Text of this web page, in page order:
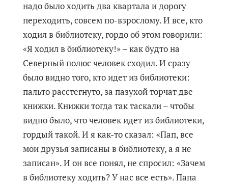
надо было ходить два квартала и дорогу
переходить, совсем по-взрослому. И все, кто
ходил в библиотеку, гордо об этом говорили:
«Я ходил в библиотеку!» – как будто на
Северный полюс человек сходил. И сразу
было видно того, кто идет из библиотеки:
пальто расстегнуто, за пазухой торчат две
книжки. Книжки тогда так таскали – чтобы
видно было, что человек идет из библиотеки,
гордый такой. И я как-то сказал: «Пап, все
мои друзья записаны в библиотеку, а я не
записан». И он все понял, не спросил: «Зачем
в библиотеку ходить? У нас все есть». Папа